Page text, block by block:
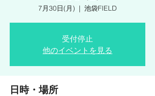
7月30日(月)
  |
池袋FIELD
受付停止
他のイベントを見る
日時・場所